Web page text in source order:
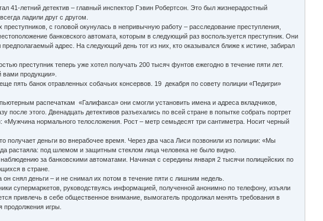
41-летний детектив – главный инспектор Гэвин Робертсон. Это был жизнерадостный
ладили друг с другом.
с головой окунулась в непривычную работу – расследование преступления,
банковского автомата, которым в следующий раз воспользуется преступник. Они
адрес. На следующий день тот из них, кто оказывался ближе к истине, забирал
преступник теперь уже хотел получать 200 тысяч фунтов ежегодно в течение пяти лет.
продукции».
банок отравленных собачьих консервов. 19 декабря по совету полиции «Педигри»
распечаткам «Галифакса» они смогли установить имена и адреса вкладчиков,
этого. Двенадцать детективов разъехались по всей стране в попытке собрать портрет
«Мужчина нормального телосложения. Рост – метр семьдесят три сантиметра. Носит черный
получает деньги во внерабочее время. Через два часа Лиси позвонили из полиции: «Мы
растаяла: под шлемом и защитным стеклом лица человека не было видно.
за банковскими автоматами. Начиная с середины января 2 тысячи полицейских по
в стране.
снял деньги – и не снимал их потом в течение пяти с лишним недель.
супермаркетов, руководствуясь информацией, полученной анонимно по телефону, изъяли
привлечь в себе общественное внимание, вымогатель продолжал менять требования в
продолжения игры.